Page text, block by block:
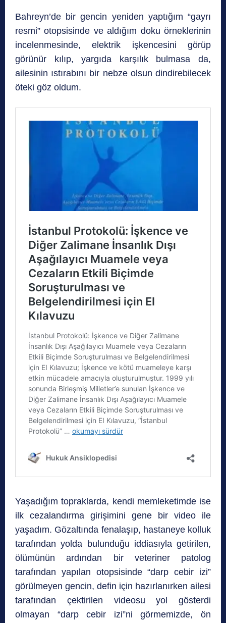
Bahreyn’de bir gencin yeniden yaptığım “gayrı
resmi” otopsisinde ve aldığım doku örneklerinin
incelenmesinde, elektrik işkencesini görüp
görünür kılıp, yargıda karşılık bulmasa da,
ailesinin ıstırabını bir nebze olsun dindirebilecek
öteki göz oldum.
Yaşadığım topraklarda, kendi memleketimde ise
ilk cezalandırma girişimini gene bir video ile
yaşadım. Gözaltında fenalaşıp, hastaneye kolluk
tarafından yolda bulunduğu iddiasıyla getirilen,
ölümünün ardından bir veteriner patolog
tarafından yapılan otopsisinde “darp cebir izi”
görülmeyen gencin, defin için hazırlanırken ailesi
tarafından çektirilen videosu yol gösterdi
olmayan “darp cebir izi”ni görmemizde, ön